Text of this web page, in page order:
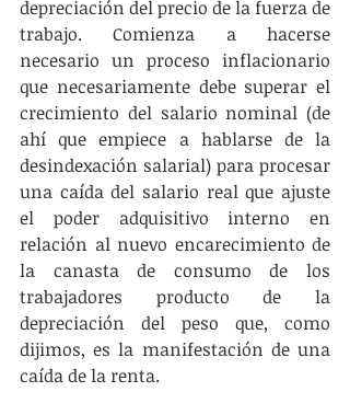
depreciación del precio de la fuerza de
trabajo. Comienza a hacerse
necesario un proceso inflacionario
que necesariamente debe superar el
crecimiento del salario nominal (de
ahí que empiece a hablarse de la
desindexación salarial) para procesar
una caída del salario real que ajuste
el poder adquisitivo interno en
relación al nuevo encarecimiento de
la canasta de consumo de los
trabajadores producto de la
depreciación del peso que, como
dijimos, es la manifestación de una
caída de la renta.